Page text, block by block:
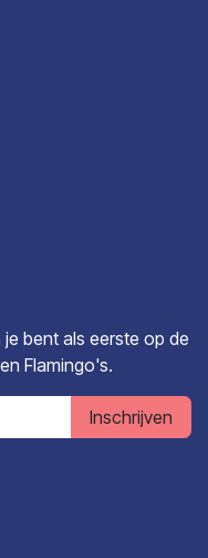
bent als eerste op de
Flamingo's.
Inschrijven